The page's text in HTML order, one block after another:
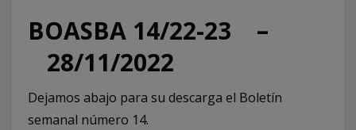
BOASBA 14/22-23 –
28/11/2022
Dejamos abajo para su descarga el Boletín
semanal número 14.